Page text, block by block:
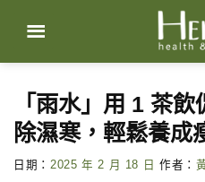
content
「雨水」用 1 茶
除濕寒，輕鬆養成
日期： 2025 年 2 月 18 日 作者：